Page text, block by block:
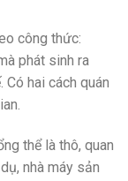
công thức:
phát sinh ra
Có hai cách quán
thể là thô, quan
nhà máy sản